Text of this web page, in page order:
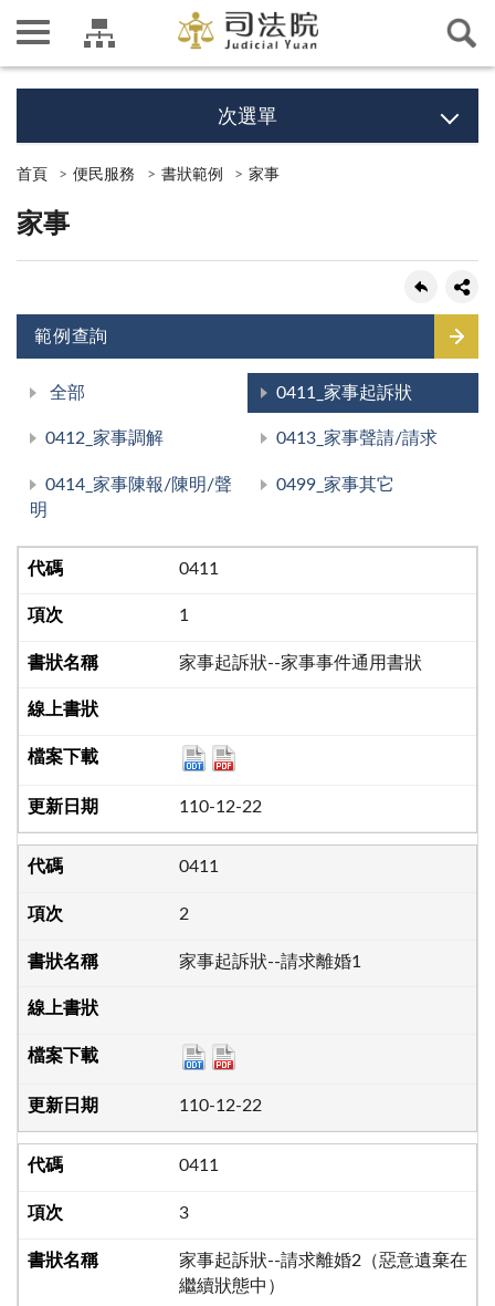
次選單
首頁 便民服務 書狀範例 家事
家事
範例查詢
全部 0411_家事起訴狀
0412_家事調解 0413_家事聲請/請求
0414_家事陳報/陳明/聲
明
0499_家事其它
0411
1
家事起訴狀--家事事件通用書狀
110-12-22
0411
2
家事起訴狀--請求離婚1
110-12-22
0411
3
家事起訴狀--請求離婚2（惡意遺棄在
繼續狀態中）